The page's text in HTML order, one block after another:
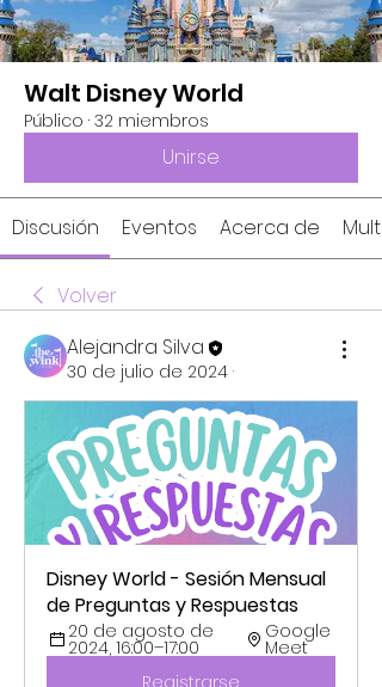
Walt Disney World
Público · 32 miembros
Unirse
Discusión Eventos Acerca de
Volver
Alejandra Silva
30 de julio de 2024 ·
Disney World - Sesión Mensual
de Preguntas y Respuestas
20 de agosto de
2024, 16:00–17:00
Google
Meet
Registrarse